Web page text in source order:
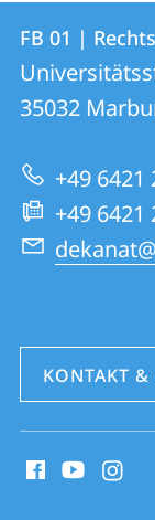
Kontakt
und
zur
Website
FB
01
|
FB 01 |
35032
+49 6421
+49 6421
KONTAKT &
Media